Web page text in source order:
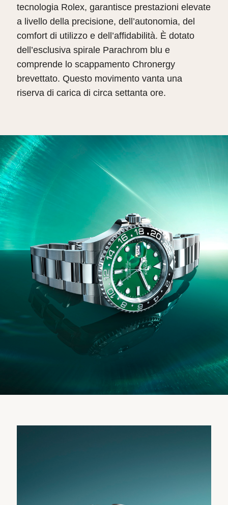
tecnologia Rolex, garantisce prestazioni elevate
a livello della precisione, dell’autonomia, del
comfort di utilizzo e dell’affidabilità. È dotato
dell’esclusiva spirale Parachrom blu e
comprende lo scappamento Chronergy
brevettato. Questo movimento vanta una
riserva di carica di circa settanta ore.